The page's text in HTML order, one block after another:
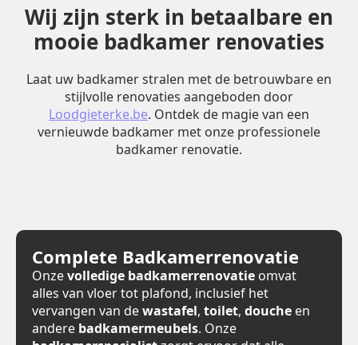
Wij zijn sterk in betaalbare en
mooie badkamer renovaties
Laat uw badkamer stralen met de betrouwbare en
stijlvolle renovaties aangeboden door
Loodgieterke.be. Ontdek de magie van een
vernieuwde badkamer met onze professionele
badkamer renovatie.
Complete Badkamerrenovatie
Onzevolledige badkamerrenovatie omvat
alles van vloer tot plafond, inclusief het
vervangen van dewastafel, toilet, douche en
andere badkamermeubels. Onze